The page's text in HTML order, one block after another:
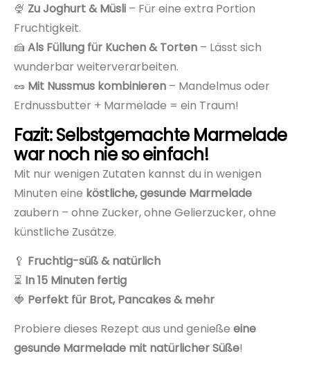
🍨 Zu Joghurt & Müsli – Für eine extra Portion
Fruchtigkeit.
🍰 Als Füllung für Kuchen & Torten – Lässt sich
wunderbar weiterverarbeiten.
🥜 Mit Nussmus kombinieren – Mandelmus oder
Erdnussbutter + Marmelade = ein Traum!
Fazit: Selbstgemachte Marmelade
war noch nie so einfach!
Mit nur wenigen Zutaten kannst du in wenigen
Minuten eine köstliche, gesunde Marmelade
zaubern – ohne Zucker, ohne Gelierzucker, ohne
künstliche Zusätze.
🥄 Fruchtig-süß & natürlich
⏳ In 15 Minuten fertig
🍓 Perfekt für Brot, Pancakes & mehr
Probiere dieses Rezept aus und genieße eine
gesunde Marmelade mit natürlicher Süße!